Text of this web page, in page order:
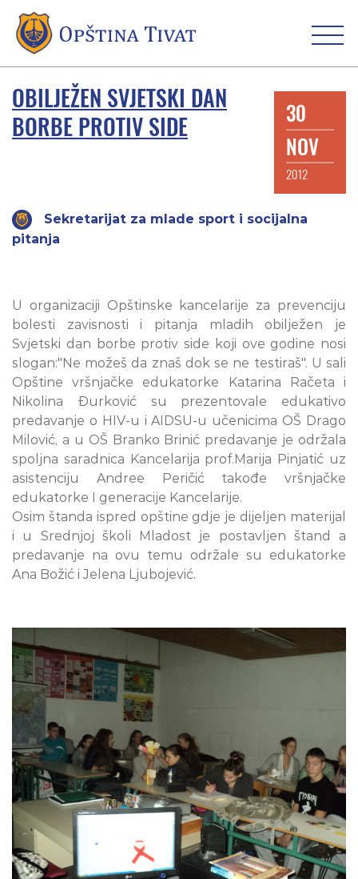
OBILJEŽEN SVJETSKI DAN
BORBE PROTIV SIDE
30
NOV
2012
Sekretarijat za mlade sport i socijalna
pitanja
U organizaciji Opštinske kancelarije za prevenciju
bolesti zavisnosti i pitanja mladih obilježen je
Svjetski dan borbe protiv side koji ove godine nosi
slogan:"Ne možeš da znaš dok se ne testiraš". U sali
Opštine vršnjačke edukatorke Katarina Račeta i
Nikolina Đurković su prezentovale edukativo
predavanje o HIV-u i AIDSU-u učenicima OŠ Drago
Milović, a u OŠ Branko Brinić predavanje je održala
spoljna saradnica Kancelarija prof.Marija Pinjatić uz
asistenciju Andree Peričić takođe vršnjačke
edukatorke I generacije Kancelarije.
Osim štanda ispred opštine gdje je dijeljen materijal
i u Srednjoj školi Mladost je postavljen štand a
predavanje na ovu temu održale su edukatorke
Ana Božić i Jelena Ljubojević.